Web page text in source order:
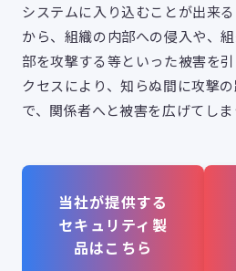
システムに入り込むことが出来
から、組織の内部への侵入や、
部を攻撃する等といった被害を
クセスにより、知らぬ間に攻撃
で、関係者へと被害を広げてしま
当社が提供する
セキュリティ製
品はこちら